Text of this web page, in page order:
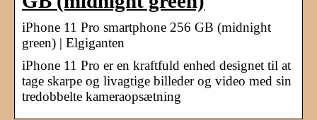
iPhone 11 Pro smartphone 256 GB (midnight
green) | Elgiganten
iPhone 11 Pro er en kraftfuld enhed designet til at
tage skarpe og livagtige billeder og video med sin
tredobbelte kameraopsætning